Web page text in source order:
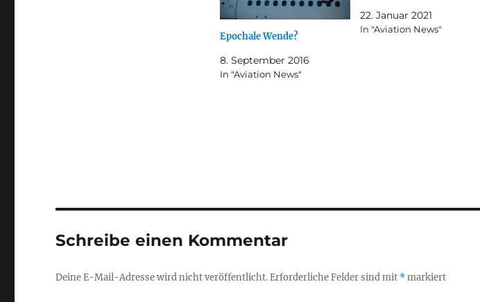
Epochale Wende?
8. September 2016
In "Aviation News"
22. Januar 2021
In "Aviation News"
Schreibe einen Kommentar
Deine E-Mail-Adresse wird nicht veröffentlicht.Erforderliche Felder sind mit *markiert